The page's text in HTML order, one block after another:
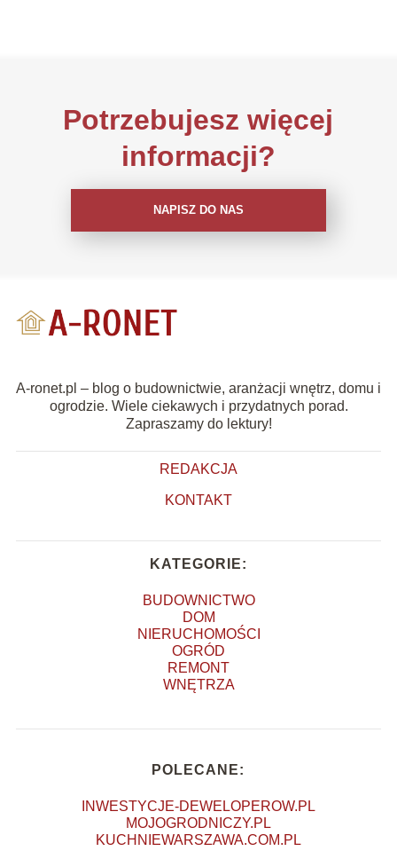
Potrzebujesz więcej
informacji?
NAPISZ DO NAS
A-ronet.pl – blog o budownictwie, aranżacji wnętrz, domu i
ogrodzie. Wiele ciekawych i przydatnych porad.
Zapraszamy do lektury!
REDAKCJA
KONTAKT
KATEGORIE:
BUDOWNICTWO
DOM
NIERUCHOMOŚCI
OGRÓD
REMONT
WNĘTRZA
POLECANE:
INWESTYCJE-DEWELOPEROW.PL
MOJOGRODNICZY.PL
KUCHNIEWARSZAWA.COM.PL